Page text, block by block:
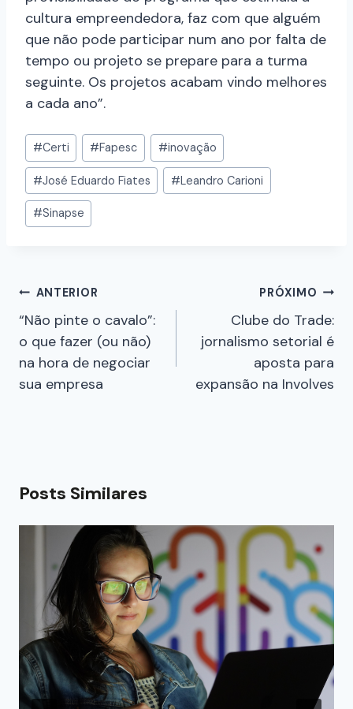
cultura empreendedora, faz com que alguém
que não pode participar num ano por falta de
tempo ou projeto se prepare para a turma
seguinte. Os projetos acabam vindo melhores
a cada ano”.
#Certi #Fapesc #inovação
#José Eduardo Fiates #Leandro Carioni
#Sinapse
ANTERIOR
“Não pinte o cavalo”:
o que fazer (ou não)
na hora de negociar
sua empresa
PRÓXIMO
Clube do Trade:
jornalismo setorial é
aposta para
expansão na Involves
Posts Similares